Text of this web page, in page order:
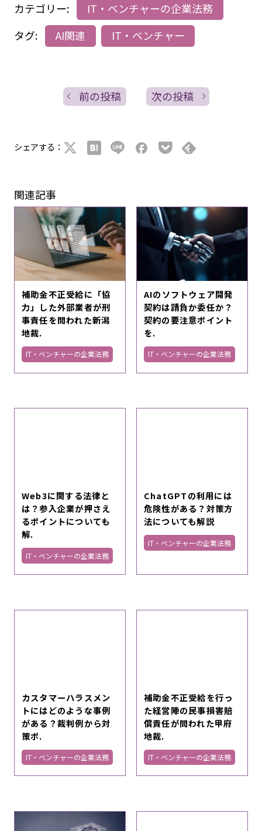
カテゴリー:
IT・ベンチャーの企業法務
タグ:
AI関連 IT・ベンチャー
前の投稿 次の投稿
シェアする：
関連記事
補助金不正受給に「協
力」した外部業者が刑
事責任を問われた新潟
地裁.
IT・ベンチャーの企業法務
AIのソフトウェア開発
契約は請負か委任か？
契約の要注意ポイント
を.
IT・ベンチャーの企業法務
Web3に関する法律と
は？参入企業が押さえ
るポイントについても
解.
IT・ベンチャーの企業法務
ChatGPTの利用には
危険性がある？対策方
法についても解説
IT・ベンチャーの企業法務
カスタマーハラスメン
トにはどのような事例
がある？裁判例から対
策ポ.
IT・ベンチャーの企業法務
補助金不正受給を行っ
た経営陣の民事損害賠
償責任が問われた甲府
地裁.
IT・ベンチャーの企業法務